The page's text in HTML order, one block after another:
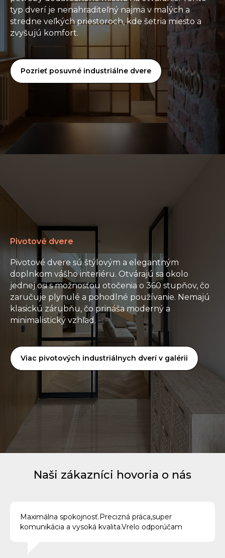
typ dverí je nenahraditeľný najmä v malých a
stredne veľkých priestoroch, kde šetria miesto a
zvyšujú komfort.
Pozrieť posuvné industriálne dvere
Pivotové dvere
Pivotové dvere sú štýlovým a elegantným
doplnkom vášho interiéru. Otvárajú sa okolo
jednej osi s možnosťou otočenia o 360 stupňov, čo
zaručuje plynulé a pohodlné používanie. Nemajú
klasickú zárubňu, čo prináša moderný a
minimalistický vzhľad.
Viac pivotových industriálnych dverí v galérii
Naši zákazníci hovoria o nás
Maximálna spokojnosť.Precizná práca,super
komunikácia a vysoká kvalita.Vrelo odporúčam